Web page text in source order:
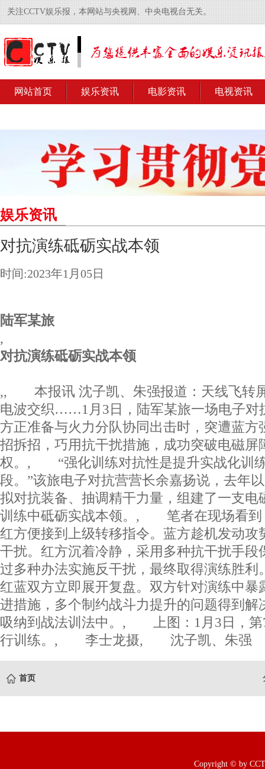
关注CCTV娱乐报，本网站与央视网、中央电视台无关。
网站首页 娱乐资讯 电影资讯 电视资讯
娱乐资讯
对抗演练砥砺实战本领
时间:2023年1月05日
陆军某旅
,
对抗演练砥砺实战本领
,, 本报讯 沈子凯、朱强报道：天线飞转
电波交织……1月3日，陆军某旅一场电子对
方正准备与火力分队协同出击时，突遭蓝方
招拆招，巧用抗干扰措施，成功突破电磁屏
权。, “强化训练对抗性是提升实战化训
段。”该旅电子对抗营营长余嘉扬说，去年
拟对抗装备、抽调精干力量，组建了一支电
训练中砥砺实战本领。, 笔者在现场看到
红方便接到上级转移指令。蓝方趁机发动攻
干扰。红方沉着冷静，采用多种抗干扰手段
过多种办法实施反干扰，最终取得演练
红蓝双方立即展开复盘。双方针对演练中暴
进措施，多个制约战斗力提升的问题得到解
吸纳到战法训法中。, 上图：1月3日，第
行训练。, 李士龙摄, 沈子凯、朱强
首页
Copyright © by